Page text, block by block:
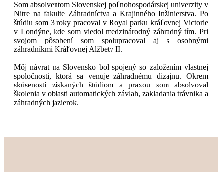
Som absolventom Slovenskej poľnohospodárskej univerzity v
Nitre na fakulte Záhradníctva a Krajinného Inžinierstva. Po
štúdiu som 3 roky pracoval v Royal parku kráľovnej Victorie
v Londýne, kde som viedol medzinárodný záhradný tím. Pri
svojom pôsobení som spolupracoval aj s osobnými
záhradníkmi Kráľovnej Alžbety II.
Môj návrat na Slovensko bol spojený so založením vlastnej
spoločnosti, ktorá sa venuje záhradnému dizajnu. Okrem
skúseností získaných štúdiom a praxou som absolvoval
školenia v oblasti automatických závlah, zakladania trávnika a
záhradných jazierok.